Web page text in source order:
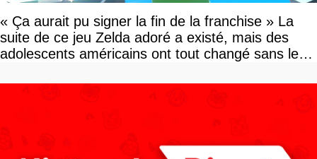
« Ça aurait pu signer la fin de la franchise » La
suite de ce jeu Zelda adoré a existé, mais des
adolescents américains ont tout changé sans le